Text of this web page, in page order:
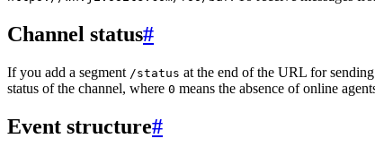
Channel status#
If you add a segment /status at the end of the URL for
status of the channel, where 0 means the absence of online
Event structure#